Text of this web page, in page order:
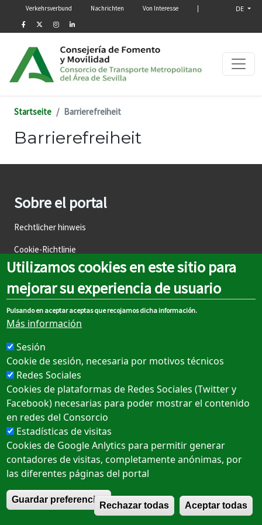
Direkt zum Inhalt
Menú secundario
Verkehrsverbund Nachrichten Von Interesse DE
Startseite Barrierefreiheit
Barrierefreiheit
Sobre el portal
Rechtlicher hinweis
Cookie-Richtlinie
Datenschutzrichtlinie
Barrierefreiheit
Utilizamos cookies en este sitio para
mejorar su experiencia de usuario
Pulsando en aceptar aceptas que recojamos dicha información.
Más información
Sesión
Cookie de sesión, necesaria por motivos técnicos
Redes Sociales
Cookies de plataformas de Redes Sociales (Twitter y
Facebook) necesarias para poder mostrar el contenido
en redes del Consorcio
Estadísticas de visitas
Cookies de Google Anlytics para permitir generar
contadores de visitas, completamente anónimas, por
las diferentes páginas del portal
Guardar preferencias
Rechazar todas Aceptar todas